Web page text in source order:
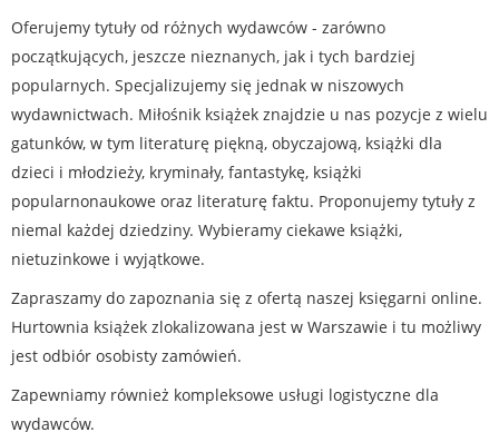
Oferujemy tytuły od różnych wydawców - zarówno
początkujących, jeszcze nieznanych, jak i tych bardziej
popularnych. Specjalizujemy się jednak w niszowych
wydawnictwach. Miłośnik książek znajdzie u nas pozycje z wielu
gatunków, w tym literaturę piękną, obyczajową, książki dla
dzieci i młodzieży, kryminały, fantastykę, książki
popularnonaukowe oraz literaturę faktu. Proponujemy tytuły z
niemal każdej dziedziny. Wybieramy ciekawe książki,
nietuzinkowe i wyjątkowe.
Zapraszamy do zapoznania się z ofertą naszej księgarni online.
Hurtownia książek zlokalizowana jest w Warszawie i tu możliwy
jest odbiór osobisty zamówień.
Zapewniamy również kompleksowe usługi logistyczne dla
wydawców.